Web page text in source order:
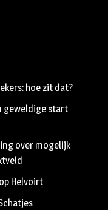
hoe zit dat?
geweldige start
over mogelijk
Helvoirt